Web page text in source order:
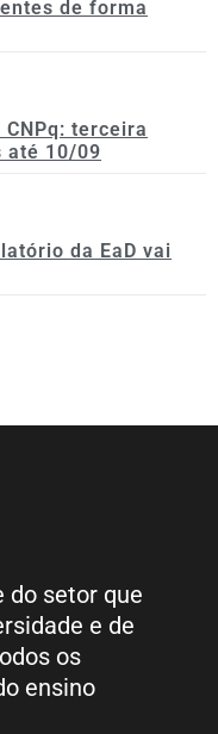
de forma
terceira
até 10/09
da EaD vai
do setor que
e de
os
ensino